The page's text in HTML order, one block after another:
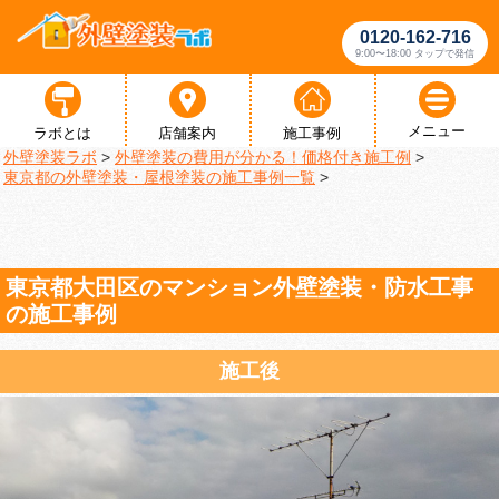
0120-162-716
9:00〜18:00 タップで発信
ラボとは 店舗案内 施工事例 メニュー
外壁塗装ラボ > 外壁塗装の費用が分かる！価格付き施工例 >
東京都の外壁塗装・屋根塗装の施工事例一覧 >
東京都大田区のマンション外壁塗装・防水工事
の施工事例
施工後